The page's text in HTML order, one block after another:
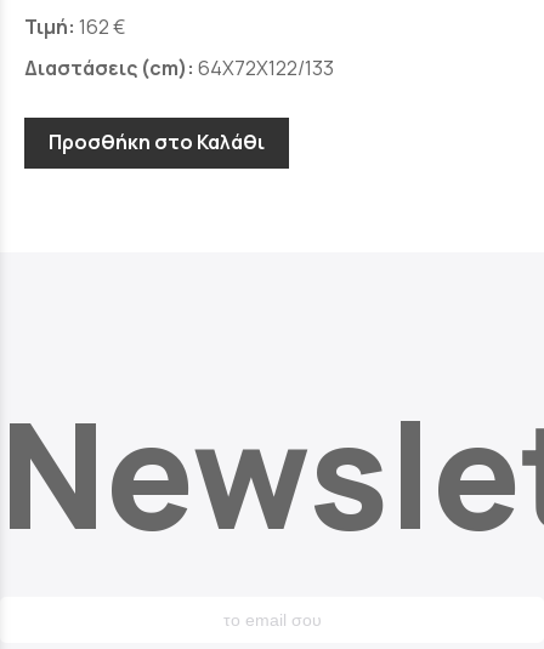
Τιμή: 162 €
Διαστάσεις (cm): 64X72X122/133
Προσθήκη στο Καλάθι